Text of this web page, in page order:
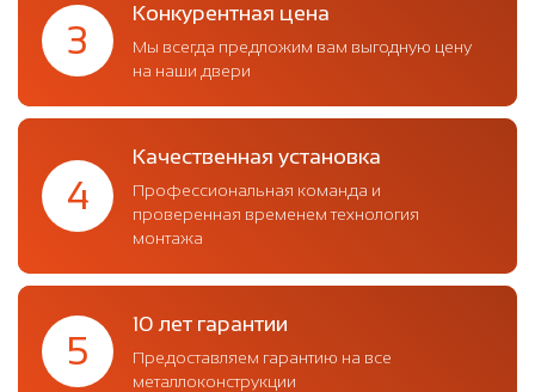
3
Конкурентная цена
Мы всегда предложим вам выгодную цену
на наши двери
4
Качественная установка
Профессиональная команда и
проверенная временем технология
монтажа
5
10 лет гарантии
Предоставляем гарантию на все
металлоконструкции